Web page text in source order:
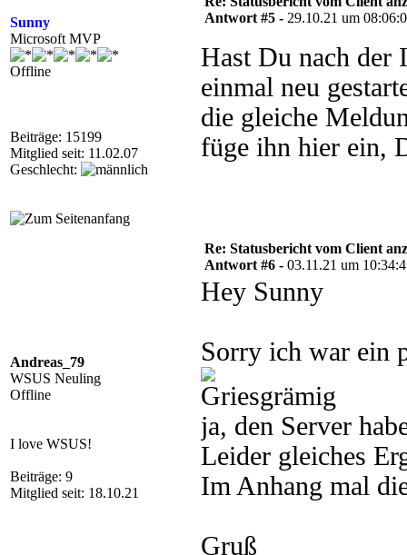
Sunny
Microsoft MVP
Offline
Beiträge: 15199
Mitglied seit: 11.02.07
Geschlecht:
Antwort #5 - 29.10.21 um
Hast Du nach der
einmal neu
die gleiche
füge ihn hier ein,
Andreas_79
WSUS Neuling
Offline
I love WSUS!
Beiträge: 9
Mitglied seit: 18.10.21
Re: Statusbericht vom Client
Antwort #6 - 03.11.21 um
Hey Sunny
Sorry ich war ein
ja, den Server
Leider gleiches
Im Anhang mal
Gruß